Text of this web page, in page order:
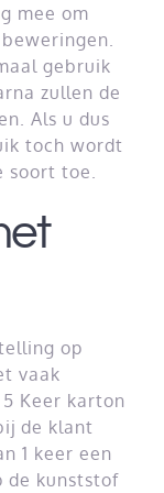
mee om
gebruik
zullen de
Als u dus
toch wordt
soort toe.
op
vaak
Keer karton
de klant
1 keer een
de kunststof